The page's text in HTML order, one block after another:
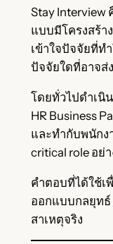
Stay
แบบมีโครงสร้า
เข้าใจปัจจัยที่ท
ปัจจัยใดที่อาจส่
โดยทั่วไปดำเนิ
HR Business
และทำกับพนักง
critical role อย่
คำตอบที่ได้ใช้เ
ออกแบบกลยุทธ์
สาเหตุจริง